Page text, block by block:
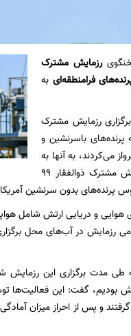
رزمایش مشترک
فرامنطقه‌ای به
رزمایش مشترک
به پرنده‌های باسرنشین و
می‌کردند،‌ به آنها به
منظور فاصله گرفتن از حریم هوایی منطقه عمومی رزمایش مشترک ذوالفقار ۹۹
پرنده‌های بدون سرنشین
در آب‌های محل
۹۹ ارتش با بیان اینکه طی مدت
بودیم، گفت: این
و پس از احراز میزان